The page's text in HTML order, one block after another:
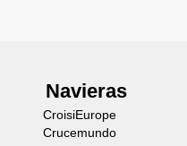
Navieras
CroisiEurope
Crucemundo